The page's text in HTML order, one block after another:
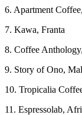
6. Apartment
7. Kawa, Franta
8. Coffee
9. Story of Ono,
10. Tropicalia
11. Espressolab,